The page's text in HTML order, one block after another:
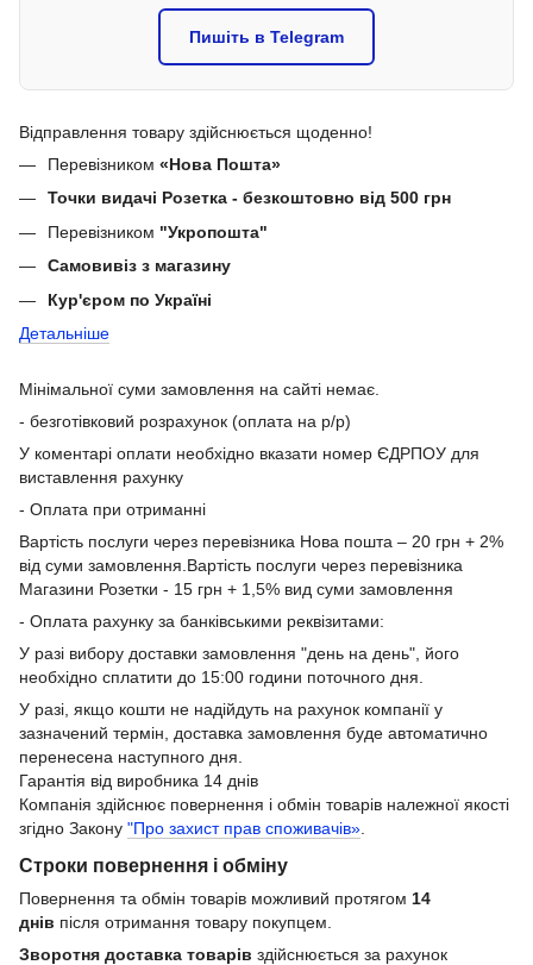
Пишіть в Telegram
Відправлення товару здійснюється щоденно!
Перевізником «Нова Пошта»
Точки видачі Розетка - безкоштовно від 500 грн
Перевізником "Укропошта"
Самовивіз з магазину
Кур'єром по Україні
Детальніше
Мінімальної суми замовлення на сайті немає.
- безготівковий розрахунок (оплата на р/р)
У коментарі оплати необхідно вказати номер ЄДРПОУ для
виставлення рахунку
- Оплата при отриманні
Вартість послуги через перевізника Нова пошта – 20 грн + 2%
від суми замовлення.Вартість послуги через перевізника
Магазини Розетки - 15 грн + 1,5% вид суми замовлення
- Оплата рахунку за банківськими реквізитами:
У разі вибору доставки замовлення "день на день", його
необхідно сплатити до 15:00 години поточного дня.
У разі, якщо кошти не надійдуть на рахунок компанії у
зазначений термін, доставка замовлення буде автоматично
перенесена наступного дня.
Гарантія від виробника 14 днів
Компанія здійснює повернення і обмін товарів належної якості
згідно Закону "Про захист прав споживачів»
Строки повернення і обміну
Повернення та обмін товарів можливий протягом 14
днів після отримання товару покупцем.
Зворотня доставка товарів здійснюється за рахунок